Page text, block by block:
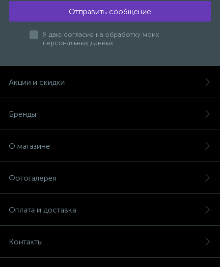
Отправить сообщение
Я даю согласие на обработку моих
персональных данных
Акции и скидки
Бренды
О магазине
Фотогалерея
Оплата и доставка
Контакты